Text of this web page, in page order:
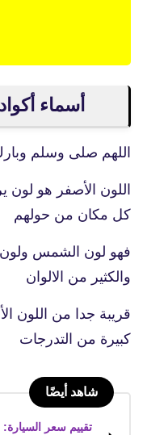
أسماء
اللهم صلى وسلم
اللون الأصفر هو لون
كل مكان من حولهم
فهو لون الشمس ولون
والكثير من الالوان
قريبة جدا من اللون
كبيرة من التدرجات
شاهد أيضًا
تقييم سعر